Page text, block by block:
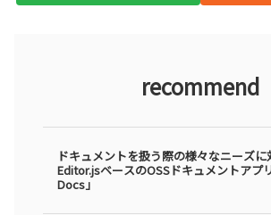
recommend
ドキュメントを扱う際の様々なニーズ
Editor.jsベースのOSSドキュメントアプ
Docs」